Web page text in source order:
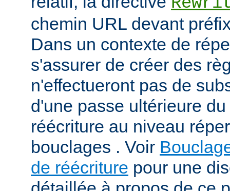
chemin URL devant
Dans un contexte de
s'assurer de créer des
n'effectueront pas de
d'une passe ultérieure
réécriture au niveau
bouclages . Voir
de réécriture pour une